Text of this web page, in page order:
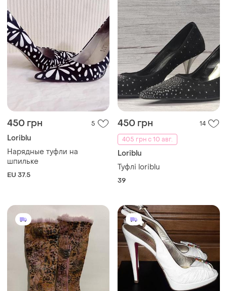
450 грн 5
Loriblu
Нарядные туфли на
шпильке
EU 37.5
450 грн
14
405 грн с 10 авг.
Loriblu
Туфлі loriblu
39